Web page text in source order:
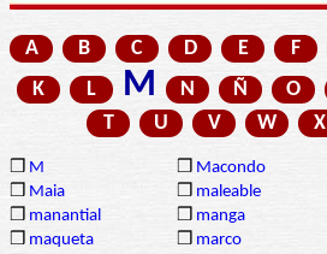
A B C D E F
K
L M N Ñ O
T
U V W X
❒ M ❒ Macondo
❒ Maia ❒ maleable
❒ manantial ❒ manga
❒ maqueta ❒ marco